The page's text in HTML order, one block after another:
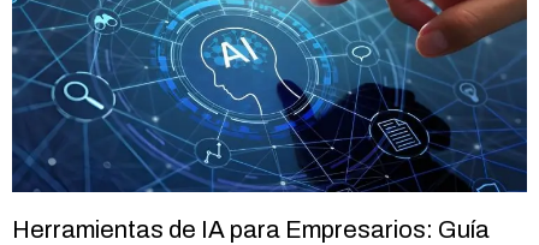
Herramientas de IA para Empresarios: Guía